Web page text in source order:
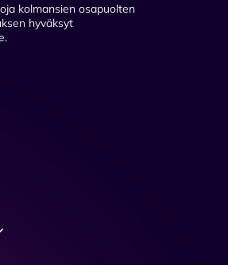
kolmansien osapuolten
hyväksyt